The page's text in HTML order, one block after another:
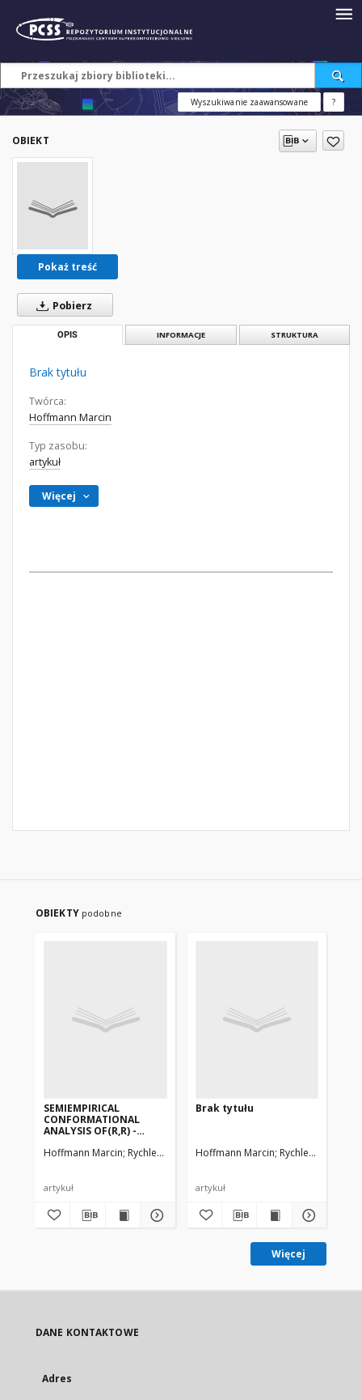
Wyszukiwanie zaawansowane ?
OBIEKT
Pokaż treść
Pobierz
OPIS INFORMACJE STRUKTURA
Brak tytułu
Twórca:
Hoffmann Marcin
Typ zasobu:
artykuł
Więcej
OBIEKTY podobne
SEMIEMPIRICAL
CONFORMATIONAL
ANALYSIS OF(R,R) -
DIMETHYL
DIAMIDE.AB-INITIO
MODEL COMPOUNDS
Hoffmann Marcin Rychlewski Jacek, Rychlewska Urszula
artykuł
Brak tytułu
Hoffmann Marcin Rychlewska
artykuł
Więcej
DANE KONTAKTOWE
Adres